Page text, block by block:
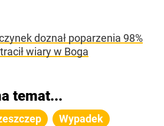
doznał poparzenia 98%
wiary w Boga
temat...
Wypadek